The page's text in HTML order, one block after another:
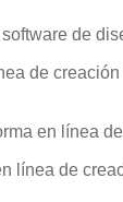
de
de
en línea
línea de